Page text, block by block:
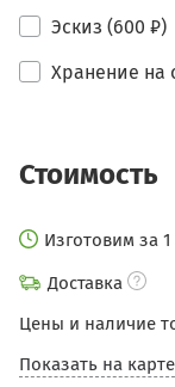
Эскиз (600 ₽)
Хранение на
Стоимость
Изготовим за
Доставка
Цены и наличие
Показать на карте